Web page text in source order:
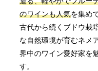
のワインも人気を集め
古代から続くブドウ栽
な自然環境が育むネメ
界中のワイン愛好家を
す。